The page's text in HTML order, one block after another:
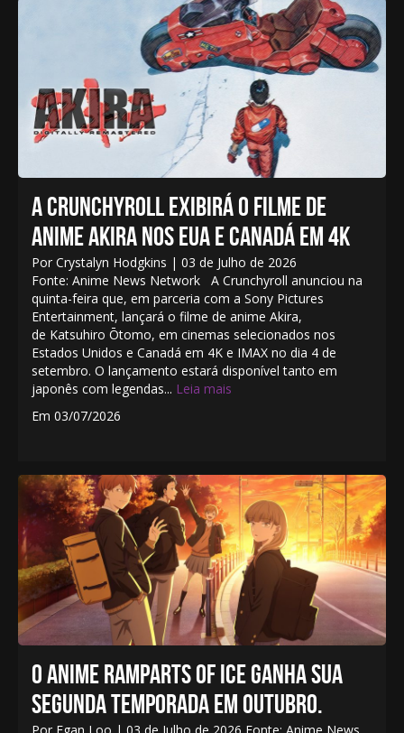
A CRUNCHYROLL EXIBIRÁ O FILME DE
ANIME AKIRA NOS EUA E CANADÁ EM 4K
Por Crystalyn Hodgkins | 03 de Julho de 2026
Fonte: Anime News Network A Crunchyroll anunciou na
quinta-feira que, em parceria com a Sony Pictures
Entertainment, lançará o filme de anime Akira,
de Katsuhiro Ōtomo, em cinemas selecionados nos
Estados Unidos e Canadá em 4K e IMAX no dia 4 de
setembro. O lançamento estará disponível tanto em
japonês com legendas... Leia mais
Em 03/07/2026
O ANIME RAMPARTS OF ICE GANHA SUA
SEGUNDA TEMPORADA EM OUTUBRO.